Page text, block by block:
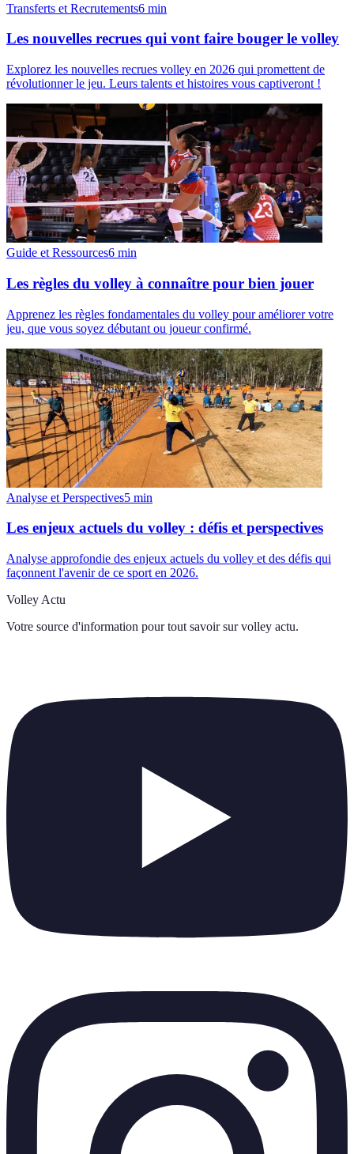
Transferts et Recrutements6 min
Les nouvelles recrues qui vont faire bouger le volley
Explorez les nouvelles recrues volley en 2026 qui promettent de
révolutionner le jeu. Leurs talents et histoires vous captiveront !
Guide et Ressources6 min
Les règles du volley à connaître pour bien jouer
Apprenez les règles fondamentales du volley pour améliorer votre
jeu, que vous soyez débutant ou joueur confirmé.
Analyse et Perspectives5 min
Les enjeux actuels du volley : défis et perspectives
Analyse approfondie des enjeux actuels du volley et des défis qui
façonnent l'avenir de ce sport en 2026.
Volley Actu
Votre source d'information pour tout savoir sur volley actu.